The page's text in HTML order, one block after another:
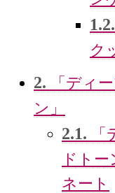
ク
2. 「ディ
ン」
2.1. 「
ドト
ネート